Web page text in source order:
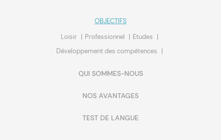
OBJECTIFS
Loisir
Professionnel
Etudes
Développement des compétences
QUI SOMMES-NOUS
NOS AVANTAGES
TEST DE LANGUE